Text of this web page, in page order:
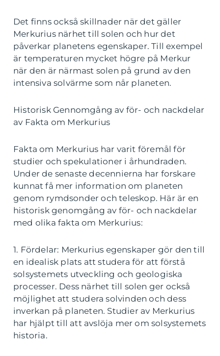
Det finns också skillnader när det gäller
Merkurius närhet till solen och hur det
påverkar planetens egenskaper. Till exempel
är temperaturen mycket högre på Merkur
när den är närmast solen på grund av den
intensiva solvärme som når planeten.
Historisk Gennomgång av för- och nackdelar
av Fakta om Merkurius
Fakta om Merkurius har varit föremål för
studier och spekulationer i århundraden.
Under de senaste decennierna har forskare
kunnat få mer information om planeten
genom rymdsonder och teleskop. Här är en
historisk genomgång av för- och nackdelar
med olika fakta om Merkurius:
1. Fördelar: Merkurius egenskaper gör den till
en idealisk plats att studera för att förstå
solsystemets utveckling och geologiska
processer. Dess närhet till solen ger också
möjlighet att studera solvinden och dess
inverkan på planeten. Studier av Merkurius
har hjälpt till att avslöja mer om solsystemets
historia.